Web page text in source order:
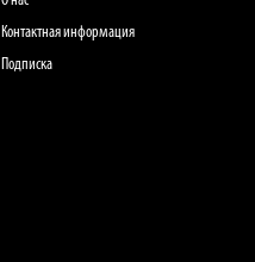
Контактная информация
Подписка